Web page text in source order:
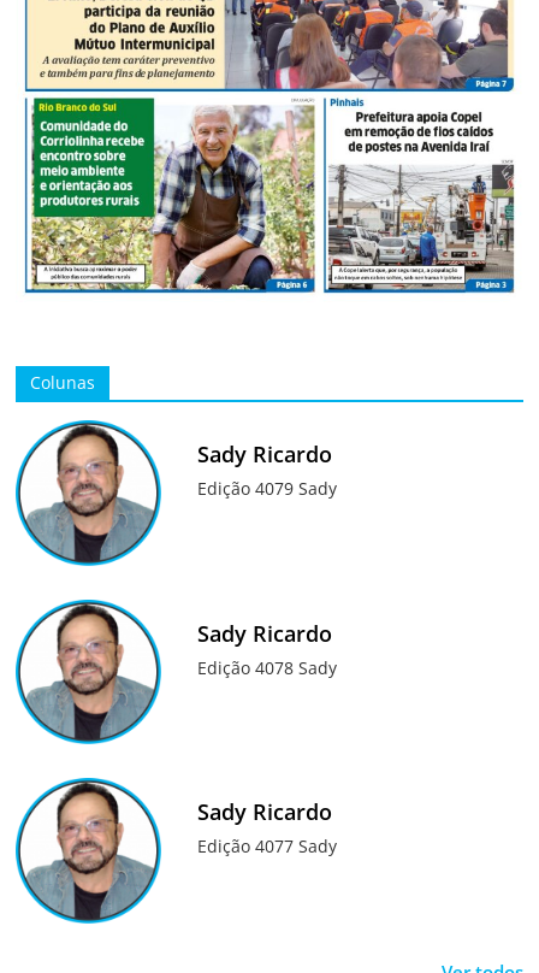
Colunas
Sady Ricardo
Edição 4079 Sady
Sady Ricardo
Edição 4078 Sady
Sady Ricardo
Edição 4077 Sady